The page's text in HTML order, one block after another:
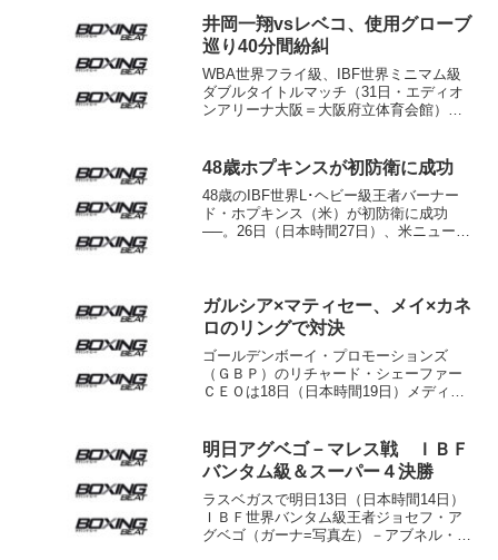
ロ）をマーク。リミット160ポンドをク
リ...
井岡一翔vsレベコ、使用グローブ
巡り40分間紛糾
WBA世界フライ級、IBF世界ミニマム級
ダブルタイトルマッチ（31日・エディオ
ンアリーナ大阪＝大阪府立体育会館）の
WBA世界フライ級王者、井岡一翔（26＝
井岡）にリタ...
48歳ホプキンスが初防衛に成功
48歳のIBF世界L･ヘビー級王者バーナー
ド・ホプキンス（米）が初防衛に成功
──。26日（日本時間27日）、米ニュージ
ロ・ムラト（3...
ガルシア×マティセー、メイ×カネ
ロのリングで対決
ゴールデンボーイ・プロモーションズ
（ＧＢＰ）のリチャード・シェーファー
ＣＥＯは18日（日本時間19日）メディア
ニー・ガルシア（米）×ＷＢＣ同級暫定王
者ルーカス・マティセ...
明日アグベゴ－マレス戦 ＩＢＦ
バンタム級＆スーパー４決勝
ラスベガスで明日13日（日本時間14日）
ＩＢＦ世界バンタム級王者ジョセフ・ア
グベゴ（ガーナ=写真左）－アブネル・マ